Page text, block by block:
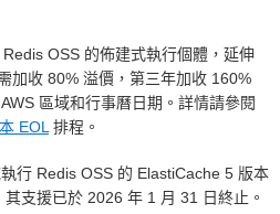
OSS 的佈建式執行個體，延伸
加收 80% 溢價，第三年加收 160%
區域和行事曆日期。詳情請參閱
EOL 排程。
行 Redis OSS 的 ElastiCache 5 版本
支援已於 2026 年 1 月 31 日終止。